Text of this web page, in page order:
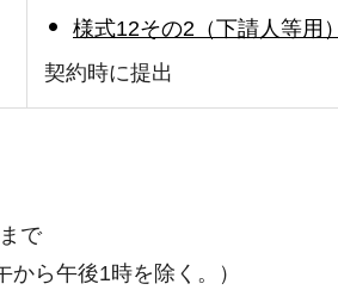
様式12その2（下請人等用
契約時に提出
で
ら午後1時を除く。）